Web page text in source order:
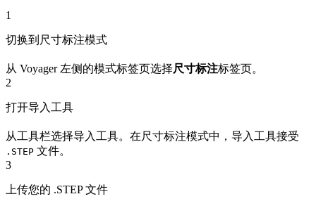
1
切换到尺寸标注模式
从 Voyager 左侧的模式标签页选择尺寸标注标签页。
2
打开导入工具
从工具栏选择导入工具。在尺寸标注模式中，导入工具接受
.STEP 文件。
3
上传您的 .STEP 文件